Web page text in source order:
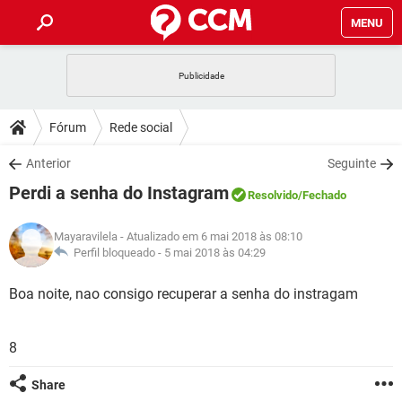
MENU
CELULAR
OUTLOOK
INSTAGRAM GMAIL
GUIA DE COMPRAS
DICAS
JOGOS
INSTAGRAM GMAIL
GUIA DE COMPRAS
DOWNLOADS
JOGOS WHATSAPP
CELULAR
OUTLOOK EXCEL
INSTAGRAM
JOGOS WHATSAPP
CELULAR
OUTLOOK EXCEL
GLOSSÁRIO
WHATSAPP
INSTAGRAM
Fórum Rede social
Anterior Seguinte
Perdi a senha do Instagram Resolvido/Fechado
Mayaravilela - Atualizado em 6 mai 2018 às 08:10
Perfil bloqueado - 5 mai 2018 às 04:29
Boa noite, nao consigo recuperar a senha do instragam
8
Share